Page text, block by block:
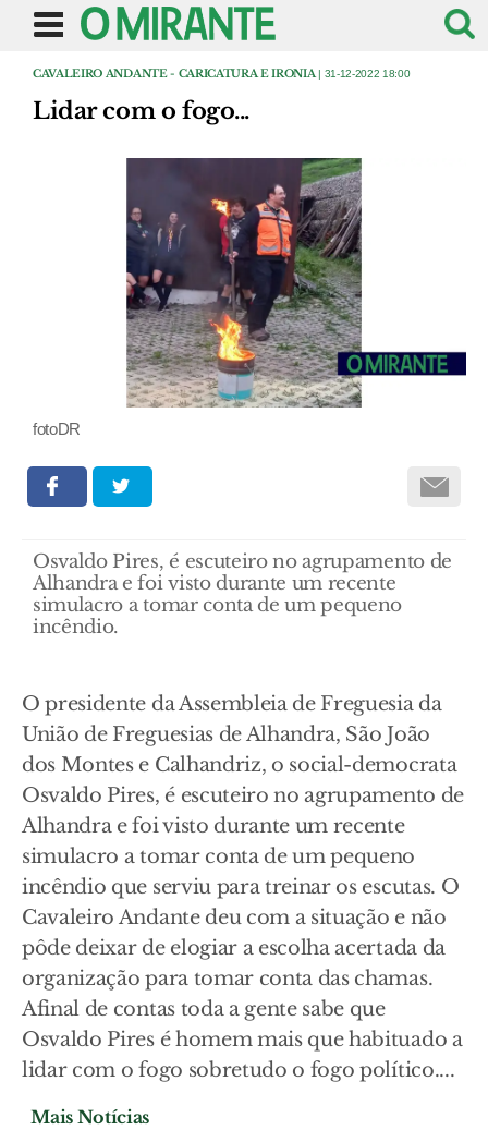
CAVALEIRO ANDANTE - CARICATURA E IRONIA | 31-12-2022 18:00
Lidar com o fogo...
fotoDR
Osvaldo Pires, é escuteiro no agrupamento de
Alhandra e foi visto durante um recente
simulacro a tomar conta de um pequeno
incêndio.
O presidente da Assembleia de Freguesia da
União de Freguesias de Alhandra, São João
dos Montes e Calhandriz, o social-democrata
Osvaldo Pires, é escuteiro no agrupamento de
Alhandra e foi visto durante um recente
simulacro a tomar conta de um pequeno
incêndio que serviu para treinar os escutas. O
Cavaleiro Andante deu com a situação e não
pôde deixar de elogiar a escolha acertada da
organização para tomar conta das chamas.
Afinal de contas toda a gente sabe que
Osvaldo Pires é homem mais que habituado a
lidar com o fogo sobretudo o fogo político....
Mais Notícias